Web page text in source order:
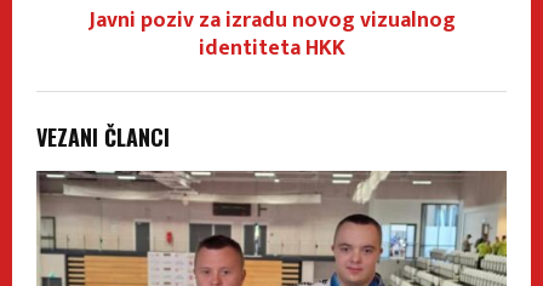
Javni poziv za izradu novog vizualnog
identiteta HKK
VEZANI ČLANCI